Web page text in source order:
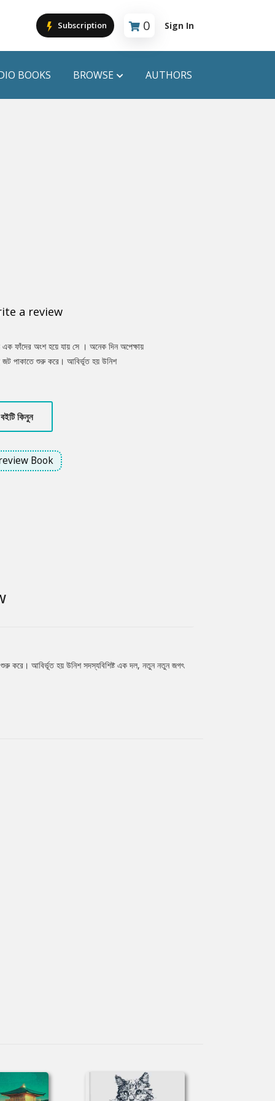
Subscription 0
Cart is empty
Sign In
BOOKS BROWSE AUTHORS
a review
ফাঁদের অংশ হয়ে যায় সে । অনেক দিন অপেক্ষায়
জট পাকাতে শুরু করে। আবির্ভূত হয় উনিশ
কাজ । একের পর এক রহস্যময় ঘটনা ঘটতে শুরু
বইটি কিনুন
Book
শুরু করে। আবির্ভূত হয় উনিশ সদস্যবিশিষ্ট এক দল, নতুন নতুন জগৎ